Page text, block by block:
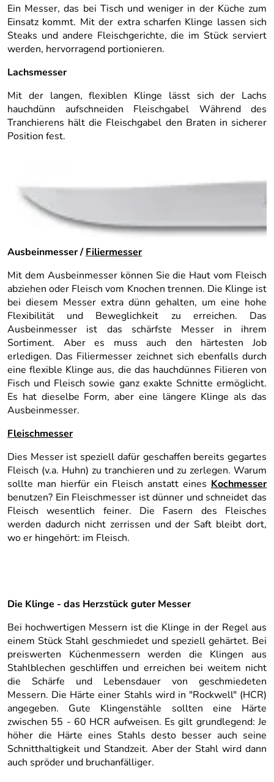
Ein Messer, das bei Tisch und weniger in der Küche zum
Einsatz kommt. Mit der extra scharfen Klinge lassen sich
Steaks und andere Fleischgerichte, die im Stück serviert
werden, hervorragend portionieren.
Lachsmesser
Mit der langen, flexiblen Klinge lässt sich der Lachs
hauchdünn aufschneiden Fleischgabel Während des
Tranchierens hält die Fleischgabel den Braten in sicherer
Position fest.
Ausbeinmesser / Filiermesser
Mit dem Ausbeinmesser können Sie die Haut vom Fleisch
abziehen oder Fleisch vom Knochen trennen. Die Klinge ist
bei diesem Messer extra dünn gehalten, um eine hohe
Flexibilität und Beweglichkeit zu erreichen. Das
Ausbeinmesser ist das schärfste Messer in ihrem
Sortiment. Aber es muss auch den härtesten Job
erledigen. Das Filiermesser zeichnet sich ebenfalls durch
eine flexible Klinge aus, die das hauchdünnes Filieren von
Fisch und Fleisch sowie ganz exakte Schnitte ermöglicht.
Es hat dieselbe Form, aber eine längere Klinge als das
Ausbeinmesser.
Fleischmesser
Dies Messer ist speziell dafür geschaffen bereits gegartes
Fleisch (v.a. Huhn) zu tranchieren und zu zerlegen. Warum
sollte man hierfür ein Fleisch anstatt eines Kochmesser
benutzen? Ein Fleischmesser ist dünner und schneidet das
Fleisch wesentlich feiner. Die Fasern des Fleisches
werden dadurch nicht zerrissen und der Saft bleibt dort,
wo er hingehört: im Fleisch.
Die Klinge - das Herzstück guter Messer
Bei hochwertigen Messern ist die Klinge in der Regel aus
einem Stück Stahl geschmiedet und speziell gehärtet. Bei
preiswerten Küchenmessern werden die Klingen aus
Stahlblechen geschliffen und erreichen bei weitem nicht
die Schärfe und Lebensdauer von geschmiedeten
Messern. Die Härte einer Stahls wird in "Rockwell" (HCR)
angegeben. Gute Klingenstähle sollten eine Härte
zwischen 55 - 60 HCR aufweisen. Es gilt grundlegend: Je
höher die Härte eines Stahls desto besser auch seine
Schnitthaltigkeit und Standzeit. Aber der Stahl wird dann
auch spröder und bruchanfälliger.